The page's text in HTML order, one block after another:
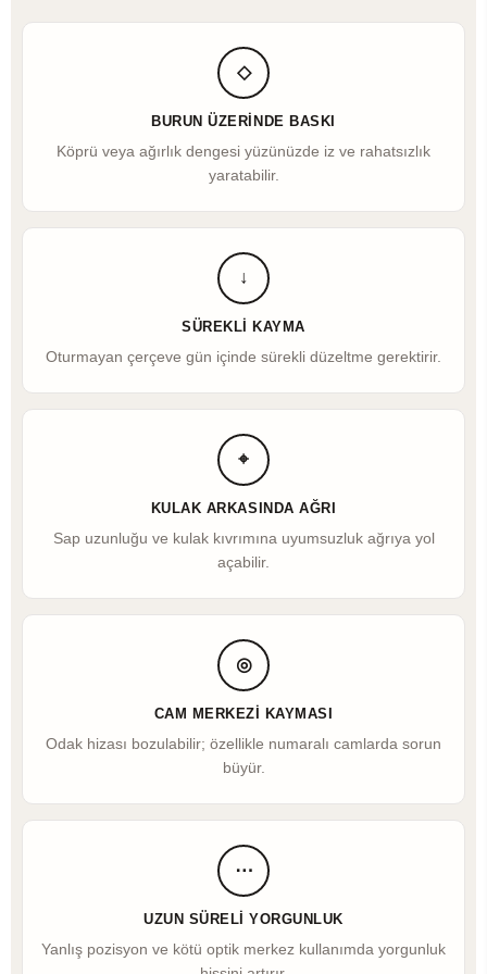
◇
BURUN ÜZERINDE BASKI
Köprü veya ağırlık dengesi yüzünüzde iz ve rahatsızlık
yaratabilir.
↓
SÜREKLI KAYMA
Oturmayan çerçeve gün içinde sürekli düzeltme gerektirir.
⌖
KULAK ARKASINDA AĞRI
Sap uzunluğu ve kulak kıvrımına uyumsuzluk ağrıya yol
açabilir.
◎
CAM MERKEZI KAYMASI
Odak hizası bozulabilir; özellikle numaralı camlarda sorun
büyür.
⋯
UZUN SÜRELI YORGUNLUK
Yanlış pozisyon ve kötü optik merkez kullanımda yorgunluk